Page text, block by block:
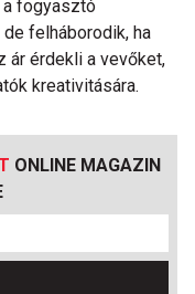
a fogyasztó
felháborodik, ha
ár érdekli a vevőket,
kreativitására.
ONLINE MAGAZIN